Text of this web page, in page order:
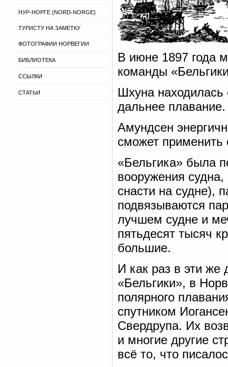
НУР-НОРГЕ (NORD-NORGE)
ТУРИСТУ НА ЗАМЕТКУ
ФОТОГРАФИИ НОРВЕГИИ
БИБЛИОТЕКА
ССЫЛКИ
СТАТЬИ
В июне 1897 года
команды
Шхуна
дальнее плавание.
Амундсен
сможет применить
«Бельгика» была
вооружения
снасти на судне),
подвязываются
лучшем судне и
пятьдесят тысяч
большие.
И как раз в эти же
«Бельгики», в
полярного
спутником
Свердрупа. Их
и многие другие
всё то, что